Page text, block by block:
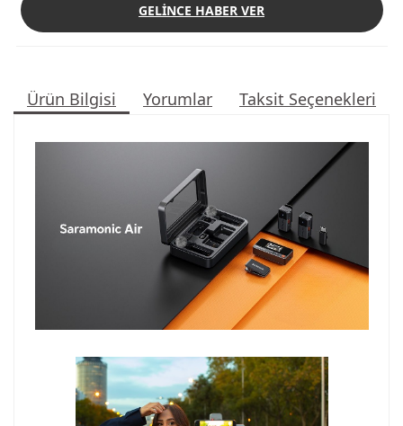
GELİNCE HABER VER
Ürün Bilgisi Yorumlar Taksit Seçenekleri